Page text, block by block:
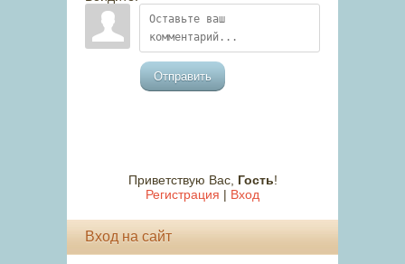
Отправить
Приветствую Вас, Гость!
Регистрация | Вход
Вход на сайт